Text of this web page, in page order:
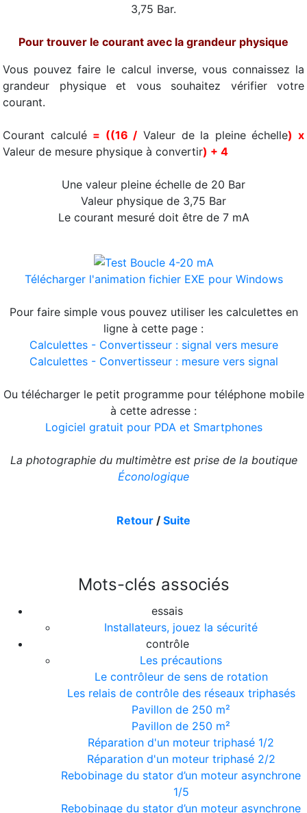
3,75 Bar.
Pour trouver le courant avec la grandeur physique
Vous pouvez faire le calcul inverse, vous connaissez la
grandeur physique et vous souhaitez vérifier votre
courant.
Courant calculé = ((16 / Valeur de la pleine échelle) x
Valeur de mesure physique à convertir) + 4
Une valeur pleine échelle de 20 Bar
Valeur physique de 3,75 Bar
Le courant mesuré doit être de 7 mA
Télécharger l'animation fichier EXE pour Windows
Pour faire simple vous pouvez utiliser les calculettes en
ligne à cette page :
Calculettes - Convertisseur : signal vers mesure
Calculettes - Convertisseur : mesure vers signal
Ou télécharger le petit programme pour téléphone mobile
à cette adresse :
Logiciel gratuit pour PDA et Smartphones
La photographie du multimètre est prise de la boutique
Éconologique
Retour / Suite
Mots-clés associés
essais
Installateurs, jouez la sécurité
contrôle
Les précautions
Le contrôleur de sens de rotation
Les relais de contrôle des réseaux triphasés
Pavillon de 250 m²
Pavillon de 250 m²
Réparation d'un moteur triphasé 1/2
Réparation d'un moteur triphasé 2/2
Rebobinage du stator d’un moteur asynchrone
1/5
Rebobinage du stator d’un moteur asynchrone